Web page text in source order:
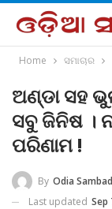
Home ସମାଚାର
ଅଣ୍ଡା ସହ
ସବୁ ଜିନିଷ ।
ପରିଣାମ !
By Odia
Last updated Sep